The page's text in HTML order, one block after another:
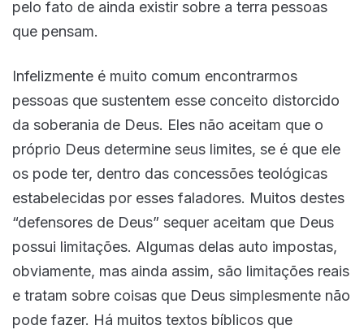
pelo fato de ainda existir sobre a terra pessoas
que pensam.
Infelizmente é muito comum encontrarmos
pessoas que sustentem esse conceito distorcido
da soberania de Deus. Eles não aceitam que o
próprio Deus determine seus limites, se é que ele
os pode ter, dentro das concessões teológicas
estabelecidas por esses faladores. Muitos destes
“defensores de Deus” sequer aceitam que Deus
possui limitações. Algumas delas auto impostas,
obviamente, mas ainda assim, são limitações reais
e tratam sobre coisas que Deus simplesmente não
pode fazer. Há muitos textos bíblicos que